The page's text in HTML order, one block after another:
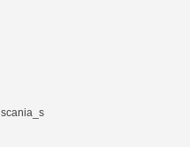
scania_s